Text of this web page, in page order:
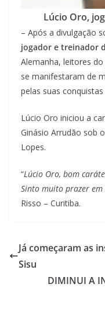
Lúcio Oro,
– Após a divulgação
jogador e treinador
Alemanha, leitores
se manifestaram de
pelas suas
Lúcio Oro iniciou a
Ginásio Arrudão sob
Lopes.
“Lúcio Oro, bom
Sinto muito prazer em
Risso – Curitiba.
Já começaram as
Sisu
DIMINUI A